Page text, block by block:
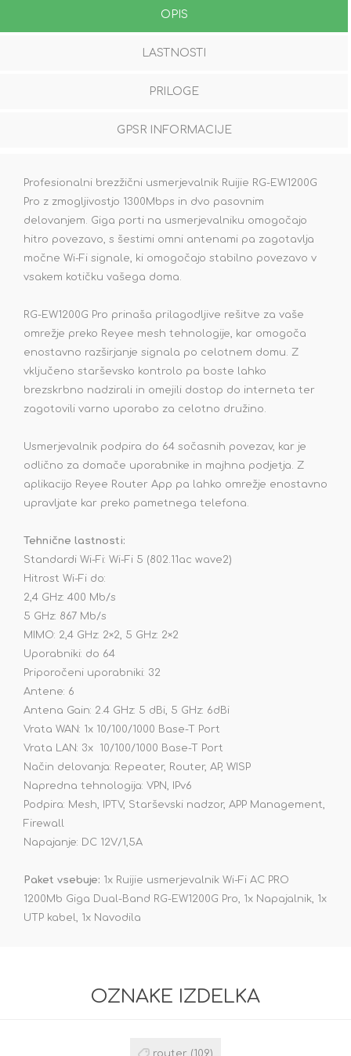
OPIS
LASTNOSTI
PRILOGE
GPSR INFORMACIJE
Profesionalni brezžični usmerjevalnik Ruijie RG-EW1200G
Pro z zmogljivostjo 1300Mbps in dvo pasovnim
delovanjem. Giga porti na usmerjevalniku omogočajo
hitro povezavo, s šestimi omni antenami pa zagotavlja
močne Wi-Fi signale, ki omogočajo stabilno povezavo v
vsakem kotičku vašega doma.
RG-EW1200G Pro prinaša prilagodljive rešitve za vaše
omrežje preko Reyee mesh tehnologije, kar omogoča
enostavno razširjanje signala po celotnem domu. Z
vključeno starševsko kontrolo pa boste lahko
brezskrbno nadzirali in omejili dostop do interneta ter
zagotovili varno uporabo za celotno družino.
Usmerjevalnik podpira do 64 sočasnih povezav, kar je
odlično za domače uporabnike in majhna podjetja. Z
aplikacijo Reyee Router App pa lahko omrežje enostavno
upravljate kar preko pametnega telefona.
Tehnične lastnosti:
Standardi Wi-Fi: Wi-Fi 5 (802.11ac wave2)
Hitrost Wi-Fi do:
2,4 GHz: 400 Mb/s
5 GHz: 867 Mb/s
MIMO: 2,4 GHz: 2×2, 5 GHz: 2×2
Uporabniki: do 64
Priporočeni uporabniki: 32
Antene: 6
Antena Gain: 2.4 GHz: 5 dBi, 5 GHz: 6dBi
Vrata WAN: 1x 10/100/1000 Base-T Port
Vrata LAN: 3x 10/100/1000 Base-T Port
Način delovanja: Repeater, Router, AP, WISP
Napredna tehnologija: VPN, IPv6
Podpira: Mesh, IPTV, Starševski nadzor, APP Management,
Firewall
Napajanje: DC 12V/1,5A
Paket vsebuje: 1x Ruijie usmerjevalnik Wi-Fi AC PRO
1200Mb Giga Dual-Band RG-EW1200G Pro, 1x Napajalnik, 1x
UTP kabel, 1x Navodila
OZNAKE IZDELKA
router (109)